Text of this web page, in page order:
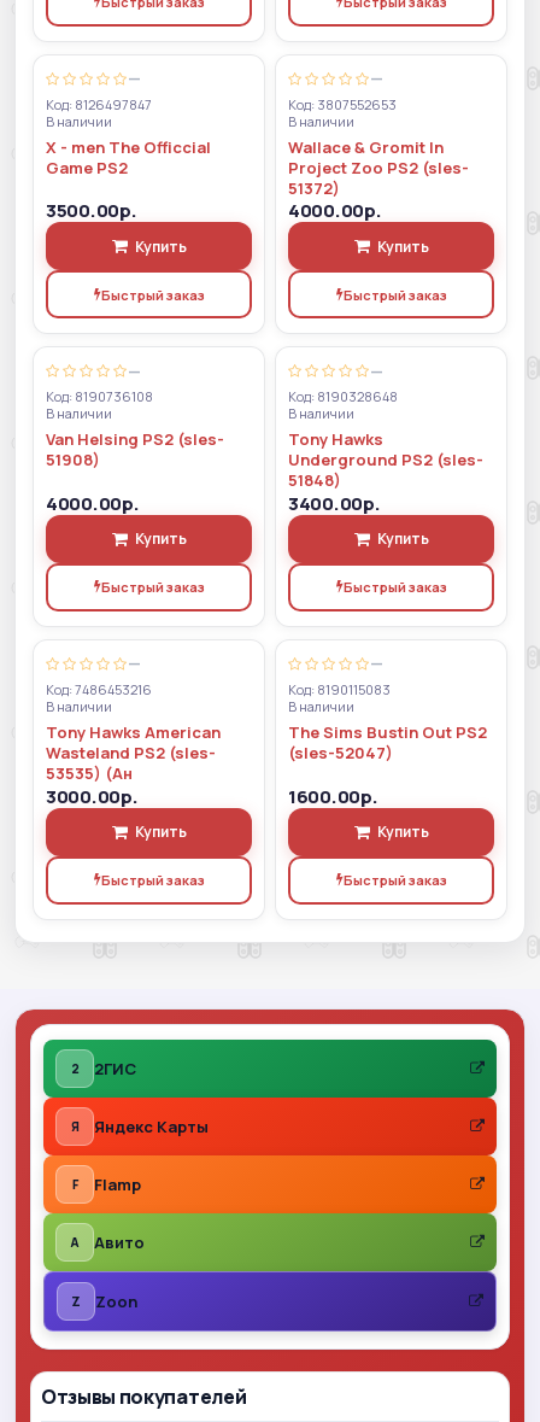
—
Код: 8126497847
В наличии
X - men The Officcial
Game PS2
3500.00р.
Купить
Быстрый заказ
—
Код: 3807552653
В наличии
Wallace & Gromit In
Project Zoo PS2 (sles-
51372)
4000.00р.
Купить
Быстрый заказ
—
Код: 8190736108
В наличии
Van Helsing PS2 (sles-
51908)
4000.00р.
Купить
Быстрый заказ
—
Код: 8190328648
В наличии
Tony Hawks
Underground PS2 (sles-
51848)
3400.00р.
Купить
Быстрый заказ
—
Код: 7486453216
В наличии
Tony Hawks American
Wasteland PS2 (sles-
53535) (Ан
3000.00р.
Купить
Быстрый заказ
—
Код: 8190115083
В наличии
The Sims Bustin Out PS2
(sles-52047)
1600.00р.
Купить
Быстрый заказ
Отзывы покупателей
2 2ГИС
Я Яндекс Карты
F Flamp
A Авито
Z Zoon